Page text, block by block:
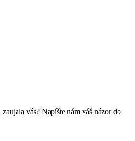
vás? Napíšte nám váš názor do